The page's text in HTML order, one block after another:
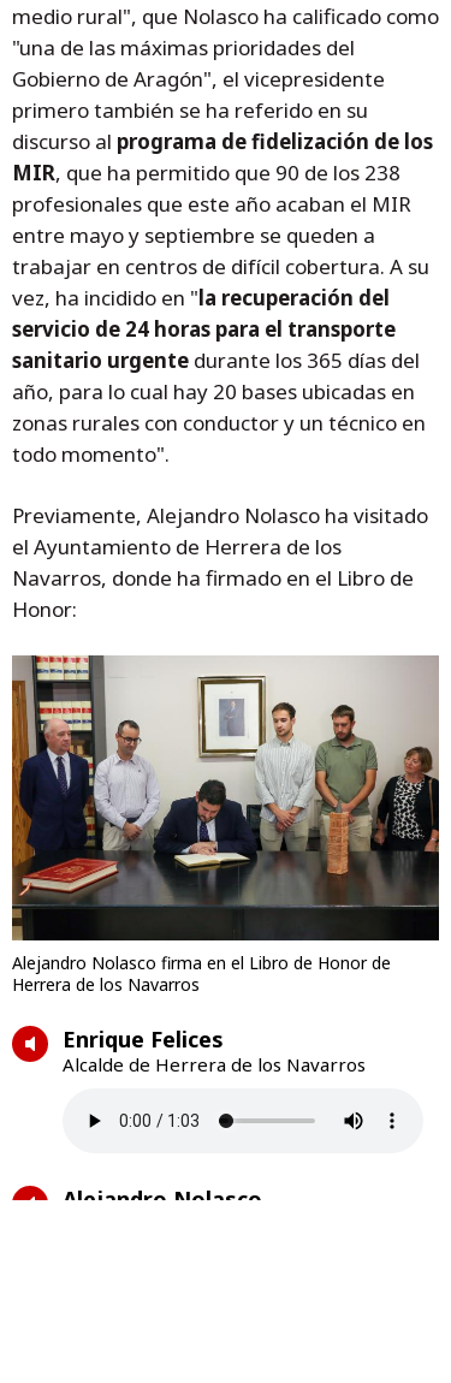
medio rural", que Nolasco ha calificado como
"una de las máximas prioridades del
Gobierno de Aragón", el vicepresidente
primero también se ha referido en su
discurso al programa de fidelización de los
MIR, que ha permitido que 90 de los 238
profesionales que este año acaban el MIR
entre mayo y septiembre se queden a
trabajar en centros de difícil cobertura. A su
vez, ha incidido en "la recuperación del
servicio de 24 horas para el transporte
sanitario urgente durante los 365 días del
año, para lo cual hay 20 bases ubicadas en
zonas rurales con conductor y un técnico en
todo momento".
Previamente, Alejandro Nolasco ha visitado
el Ayuntamiento de Herrera de los
Navarros, donde ha firmado en el Libro de
Honor:
Alejandro Nolasco firma en el Libro de Honor de
Herrera de los Navarros
Enrique Felices
Alcalde de Herrera de los Navarros
Alejandro Nolasco